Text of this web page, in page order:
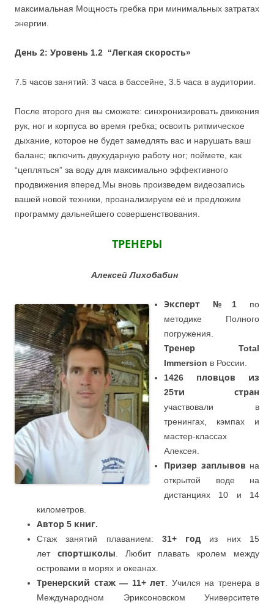
максимальная Мощность гребка при минимальных затратах
энергии.
День 2: Уровень 1.2 “Легкая скорость»
7.5 часов занятий: 3 часа в бассейне, 3.5 часа в аудитории.
После второго дня вы сможете: синхронизировать движения
рук, ног и корпуса во время гребка; освоить ритмическое
дыхание, которое не будет замедлять вас и нарушать ваш
баланс; включить двухударную работу ног; поймете, как
“цепляться” за воду для максимально эффективного
продвижения вперед.Мы вновь произведем видеозапись
вашей новой техники, проанализируем её и предложим
программу дальнейшего совершенствования.
ТРЕНЕРЫ
Алексей Лихобабин
Эксперт №1 по
методике Полного
погружения.
Тренер Total
Immersion в России.
1426 пловцов из
25ти стран
участвовали в
тренингах, кэмпах и
мастер-классах
Алексея.
Призер заплывов на
открытой воде на
дистанциях 10 и 14
километров.
Автор 5 книг.
Стаж занятий плаванием: 31+ год из них 15
лет спортшколы . Любит плавать кролем между
островами в морях и океанах.
Тренерский стаж — 11+ лет . Учился на тренера в
Международном Эриксоновском Университете